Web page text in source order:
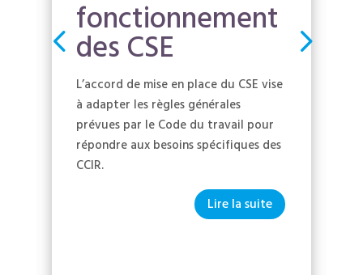
fonctionnement
des CSE
L’accord de mise en place du CSE vise
à adapter les règles générales
prévues par le Code du travail pour
répondre aux besoins spécifiques des
CCIR.
Lire la suite